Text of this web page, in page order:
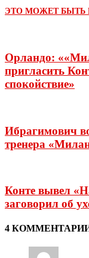
ЭТО МОЖЕТ БЫТЬ
Орландо:
пригласить
спокойствие»
Ибрагимович
тренера
Конте вывел
заговорил об
4